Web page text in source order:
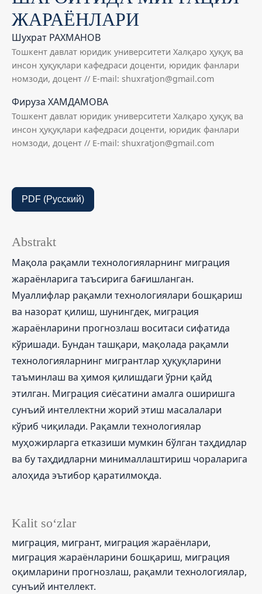
ЖАРАЁНЛАРИ
Шухрат РАХМAНОВ
Тошкент давлат юридик университети Халқаро ҳуқуқ ва
инсон ҳуқуқлари кафедраси доценти, юридик фанлари
номзоди, доцент // E-mail: shuxratjon@gmail.com
Фируза ХАМДАМОВА
Тошкент давлат юридик университети Халқаро ҳуқуқ ва
инсон ҳуқуқлари кафедраси доценти, юридик фанлари
номзоди, доцент // E-mail: shuxratjon@gmail.com
PDF (Русский)
Kalit so‘zlar
миграция, мигрант, миграция жараёнлари,
миграция жараёнларини бошқариш, миграция
оқимларини прогнозлаш, рақамли технологиялар,
сунъий интеллект.
Abstrakt
Мақола рақамли технологияларнинг миграция
жараёнларига таъсирига бағишланган.
Муаллифлар рақамли технологиялари бошқариш
ва назорат қилиш, шунингдек, миграция
жараёнларини прогнозлаш воситаси сифатида
кўришади. Бундан ташқари, мақолада рақамли
технологияларнинг мигрантлар ҳуқуқларини
таъминлаш ва ҳимоя қилишдаги ўрни қайд
этилган. Миграция сиёсатини амалга оширишга
сунъий интеллектни жорий этиш масалалари
кўриб чиқилади. Рақамли технологиялар
муҳожирларга етказиши мумкин бўлган таҳдидлар
ва бу таҳдидларни минималлаштириш чораларига
алоҳида эътибор қаратилмоқда.